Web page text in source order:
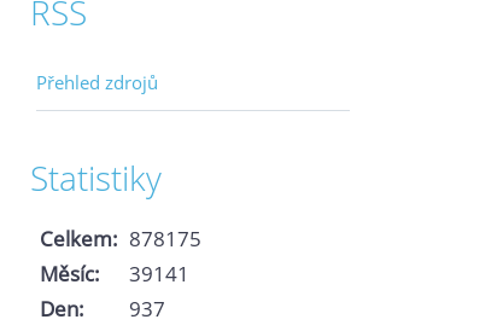
RSS
Přehled zdrojů
Statistiky
Celkem: 878175
Měsíc:
39141
Den:
937